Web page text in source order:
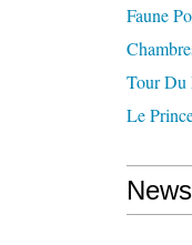
Faune
Tour Du
Le